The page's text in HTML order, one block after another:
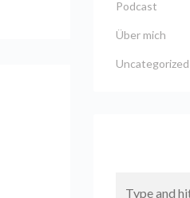
Podcast
Über mich
Uncategorized